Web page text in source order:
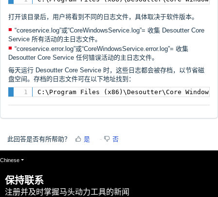
打开该目录后，用户将看到不同的日志文件，具体取决于软件版本。
“coreservice.log”或“CoreWindowsService.log”= 收集 Desoutter Core
Service 所有活动的主日志文件。
“coreservice.error.log”或“CoreWindowsService.error.log”= 收集
Desoutter Core Service 任何错误活动的主日志文件。
每天运行 Desoutter Core Service 时，这些日志都会被存档，以节省磁
盘空间。存档的日志文件可在以下地址找到：
C:\Program Files (x86)\Desoutter\Core
此回答是否有所帮助？ 是 否
Chinese
保持联系
注册并及时掌握马头动力工具的新闻